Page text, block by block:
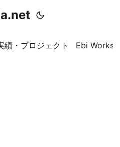
績・プロジェクト Ebi